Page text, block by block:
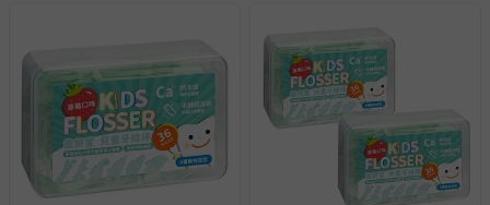
效果最佳。 建議一次一包勿分次使用，且搭配正確刷牙習
退換貨須知
您所購買的商品享有7天的鑑賞期／猶豫期權益，但此期間
並非試用期，您所退回的商品必須是未經使用的全新狀態，
包含完整包裝、配件、說明文件及贈品等。